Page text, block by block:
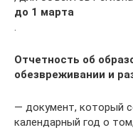
до 1 марта
.
Отчетность об
обезвреживании и
— документ, который
календарный год о